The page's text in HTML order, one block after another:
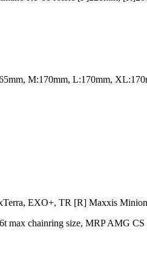
M:170mm, L:170mm,
EXO+, TR [R] Maxxis
max chainring size, MRP AMG CS